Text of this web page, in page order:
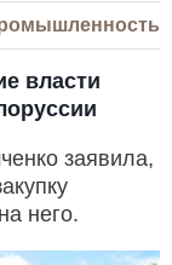
власти
заявила,
него.